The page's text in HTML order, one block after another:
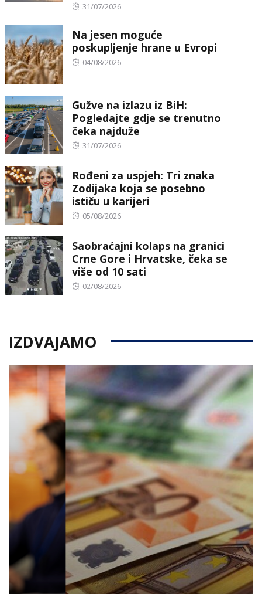
Posted
31/07/2026
Na jesen moguće
poskupljenje hrane u Evropi
Posted
04/08/2026
Gužve na izlazu iz BiH:
Pogledajte gdje se trenutno
čeka najduže
Posted
31/07/2026
Rođeni za uspjeh: Tri znaka
Zodijaka koja se posebno
ističu u karijeri
Posted
05/08/2026
Saobraćajni kolaps na granici
Crne Gore i Hrvatske, čeka se
više od 10 sati
Posted
02/08/2026
IZDVAJAMO